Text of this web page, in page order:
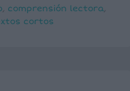
, comprensión lectora,
cortos